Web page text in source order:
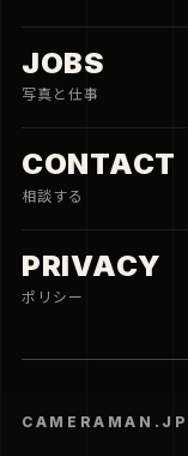
JOBS
写真と仕事
CONTACT
相談する
PRIVACY
ポリシー